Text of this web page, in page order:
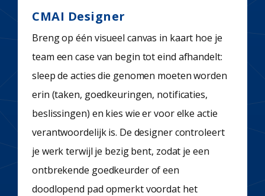
CMAI Designer
Breng op één visueel canvas in kaart hoe je
team een case van begin tot eind afhandelt:
sleep de acties die genomen moeten worden
erin (taken, goedkeuringen, notificaties,
beslissingen) en kies wie er voor elke actie
verantwoordelijk is. De designer controleert
je werk terwijl je bezig bent, zodat je een
ontbrekende goedkeurder of een
doodlopend pad opmerkt voordat het